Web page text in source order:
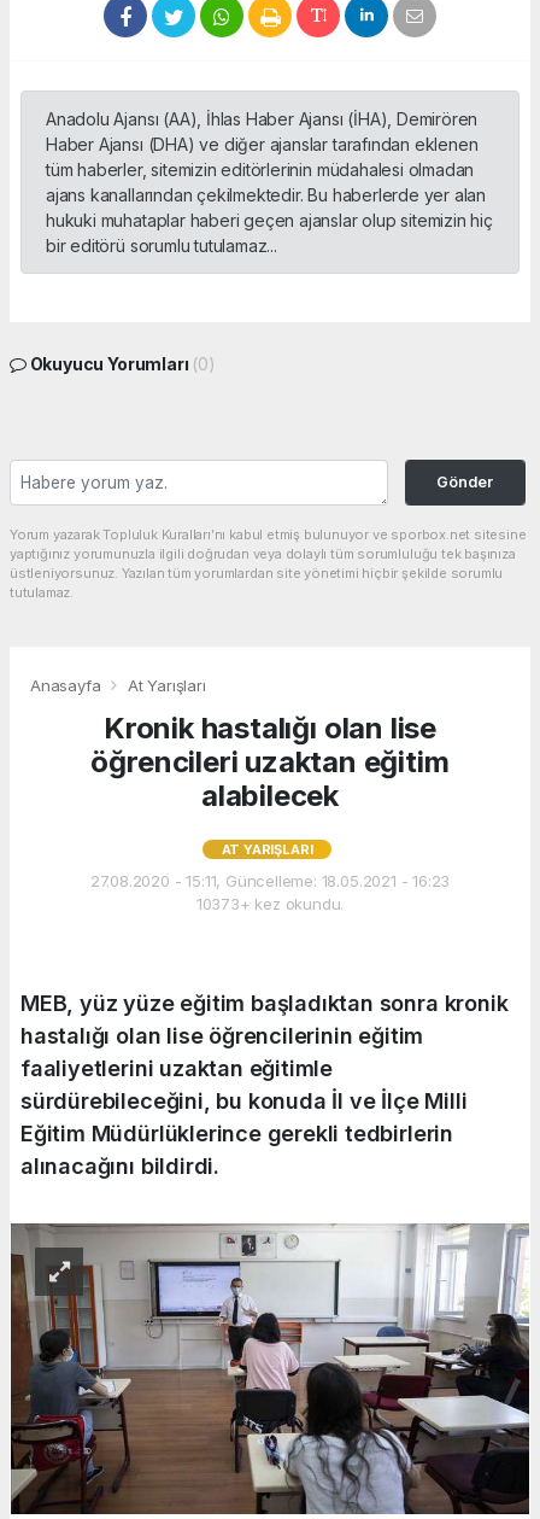
Anadolu Ajansı (AA), İhlas Haber Ajansı (İHA), Demirören
Haber Ajansı (DHA) ve diğer ajanslar tarafından eklenen
tüm haberler, sitemizin editörlerinin müdahalesi olmadan
ajans kanallarından çekilmektedir. Bu haberlerde yer alan
hukuki muhataplar haberi geçen ajanslar olup sitemizin hiç
bir editörü sorumlu tutulamaz...
Okuyucu Yorumları (0)
Gönder
Yorum yazarak Topluluk Kuralları’nı kabul etmiş bulunuyor ve sporbox.net sitesine
yaptığınız yorumunuzla ilgili doğrudan veya dolaylı tüm sorumluluğu tek başınıza
üstleniyorsunuz. Yazılan tüm yorumlardan site yönetimi hiçbir şekilde sorumlu
tutulamaz.
Anasayfa At Yarışları
Kronik hastalığı olan lise
öğrencileri uzaktan eğitim
alabilecek
AT YARIŞLARI
27.08.2020 - 15:11, Güncelleme: 18.05.2021 - 16:23
10373+ kez okundu.
MEB, yüz yüze eğitim başladıktan sonra kronik
hastalığı olan lise öğrencilerinin eğitim
faaliyetlerini uzaktan eğitimle
sürdürebileceğini, bu konuda İl ve İlçe Milli
Eğitim Müdürlüklerince gerekli tedbirlerin
alınacağını bildirdi.